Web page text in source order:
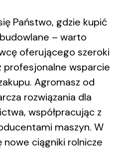
Państwo, gdzie kupić
– warto
oferującego szeroki
profesjonalne wsparcie
Agromasz od
rozwiązania dla
współpracując z
maszyn. W
ciągniki rolnicze